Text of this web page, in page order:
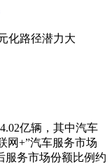
化路径潜力大
亿辆，其中汽车
网+”汽车服务市场
服务市场份额比例约